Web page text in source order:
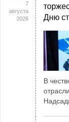
7
августа
2026
Дню
В